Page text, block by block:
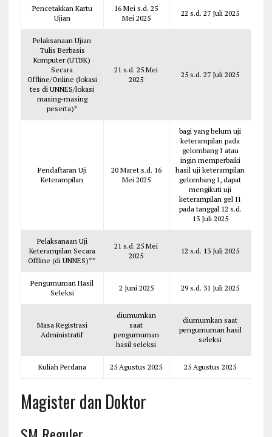
Pencetakkan Kartu
Ujian
16 Mei s.d. 25
Mei 2025
22 s.d. 27 Juli 2025
Pelaksanaan Ujian
Tulis Berbasis
Komputer (UTBK)
Secara
Offline/Online (lokasi
tes di UNNES/lokasi
masing-masing
peserta)*
21 s.d. 25 Mei
2025
25 s.d. 27 Juli 2025
Pendaftaran Uji
Keterampilan
20 Maret s.d. 16
Mei 2025
bagi yang belum uji
keterampilan pada
gelombang I atau
ingin memperbaiki
hasil uji keterampilan
gelombang I, dapat
mengikuti uji
keterampilan gel II
pada tanggal 12 s.d.
13 Juli 2025
Pelaksanaan Uji
Keterampilan Secara
Offline (di UNNES)**
21 s.d. 25 Mei
2025
12 s.d. 13 Juli 2025
Pengumuman Hasil
Seleksi
2 Juni 2025 29 s.d. 31 Juli 2025
Masa Registrasi
Administratif
diumumkan
saat
pengumuman
hasil seleksi
diumumkan saat
pengumuman hasil
seleksi
Kuliah Perdana 25 Agustus 2025 25 Agustus 2025
Magister dan Doktor